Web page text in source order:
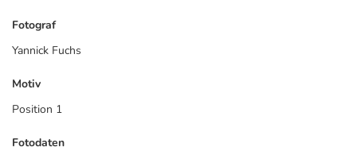
Fotograf
Yannick Fuchs
Motiv
Position 1
Fotodaten